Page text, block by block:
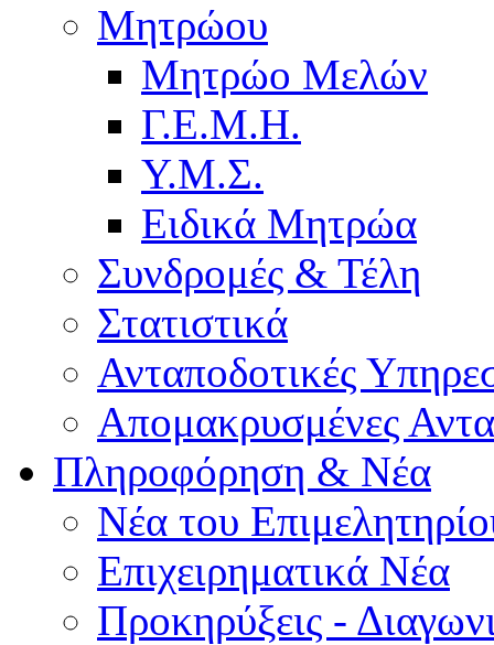
Μητρώου
Μητρώο Μελών
Γ.Ε.Μ.Η.
Υ.Μ.Σ.
Ειδικά Μητρώα
Συνδρομές & Τέλη
Στατιστικά
Ανταποδοτικές
Απομακρυσμένες
Πληροφόρηση & Νέα
Νέα του
Επιχειρηματικά Νέα
Προκηρύξεις -